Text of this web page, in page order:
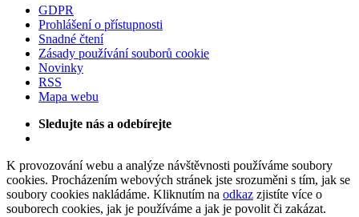
GDPR
Prohlášení o přístupnosti
Snadné čtení
Zásady používání souborů cookie
Novinky
RSS
Mapa webu
Sledujte nás a odebírejte
K provozování webu a analýze návštěvnosti používáme soubory
cookies. Procházením webových stránek jste srozuměni s tím, jak se
soubory cookies nakládáme. Kliknutím na odkaz zjistíte více o
souborech cookies, jak je používáme a jak je povolit či zakázat.